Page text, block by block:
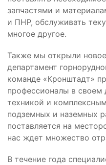
запчастями и
и ПНР, обслуживать
многое другое.
Также мы открыли
департамент
команде «Кронштадт»
профессионалы в своем
техникой и
подземных и наземных
поставляется на
нас ждет множество
В течение года